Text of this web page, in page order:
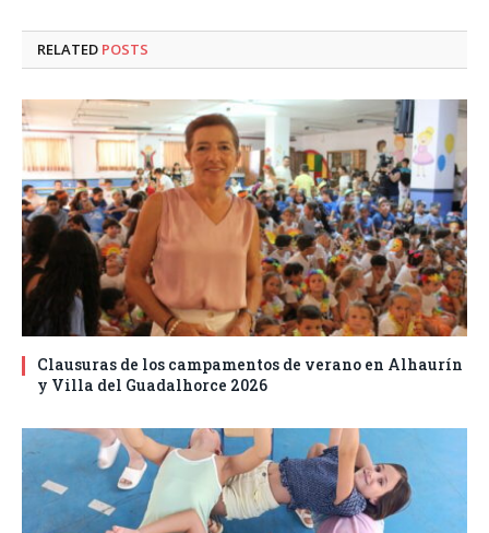
RELATED POSTS
Clausuras de los campamentos de verano en Alhaurín
y Villa del Guadalhorce 2026